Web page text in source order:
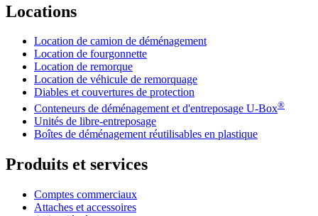
Locations
Location de camion de déménagement
Location de fourgonnette
Location de remorque
Location de véhicule de remorquage
Diables et couvertures de protection
Conteneurs de déménagement et d'entreposage U-Box®
Unités de libre-entreposage
Boîtes de déménagement réutilisables en plastique
Produits et services
Comptes commerciaux
Attaches et accessoires